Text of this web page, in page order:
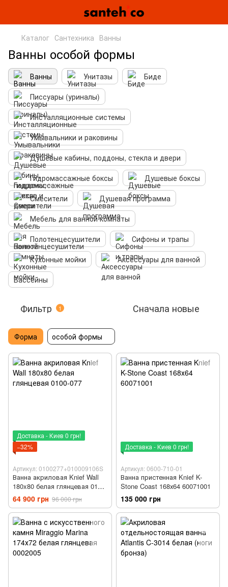
Каталог Сантехника Ванны
Ванны особой формы
Ванны Унитазы
Биде
Писсуары (уриналы)
Инсталляционные системы
Умывальники и раковины
Душевые кабины, поддоны, стекла и двери
Гидромассажные боксы
Душевые боксы
Смесители
Душевая программа
Мебель для ванной комнаты
Полотенцесушители
Сифоны и трапы
Кухонные мойки
Аксессуары для ванной
Бассейны
Фильтр 1 Сначала новые
Форма особой формы
Доставка - Киев 0 грн!
−32%
Артикул: 0100277+010009106S
Ванна акриловая Knief Wall
180x80 белая глянцевая 0100-
077
64 900 грн 96 000 грн
Доставка - Киев 0 грн!
Артикул: 0600-710-01
Ванна пристенная Knief K-
Stone Coast 168х64 60071001
135 000 грн